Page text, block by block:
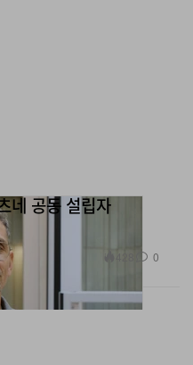
네 공동 설립자
0